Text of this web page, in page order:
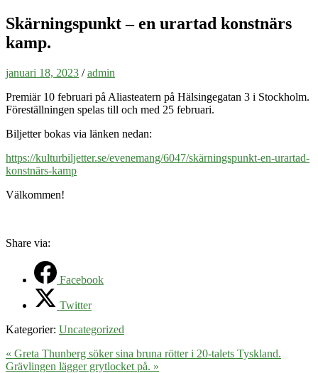
Skärningspunkt – en urartad konstnärs
kamp.
januari 18, 2023 /admin
Premiär 10 februari på Aliasteatern på Hälsingegatan 3 i Stockholm.
Föreställningen spelas till och med 25 februari.
Biljetter bokas via länken nedan:
https://kulturbiljetter.se/evenemang/6047/skärningspunkt-en-urartad-
konstnärs-kamp
Välkommen!
Share via:
Facebook
Twitter
Kategorier: Uncategorized
« Greta Thunberg söker sina bruna rötter i 20-talets Tyskland.
Grävlingen lägger grytlocket på. »